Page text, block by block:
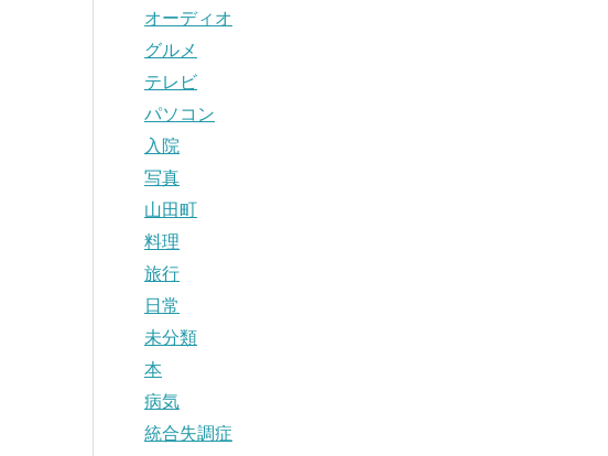
オーディオ
グルメ
テレビ
パソコン
入院
写真
山田町
料理
旅行
日常
未分類
本
病気
統合失調症